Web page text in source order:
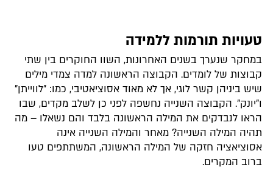
טעויות תורמות ללמידה
במחקר שנערך בשנים האחרונות, השוו החוקרים בין שתי
קבוצות של לומדים. הקבוצה הראשונה למדה צמדי מילים
שיש ביניהן קשר לוגי, אך לא מאוד אסוציאטיבי, כמו: "לווייתן"
ו"יונק". הקבוצה השנייה נחשפה לפני כן לשלב מקדים, שבו
הראו לנבדקים את המילה הראשונה בלבד והם נשאלו – מה
תהיה המילה השנייה? מאחר והמילה השנייה אינה
אסוציאציה חזקה של המילה הראשונה, המשתתפים טעו
ברוב המקרים.